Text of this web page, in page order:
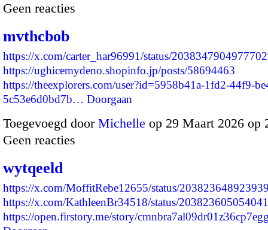
Geen reacties
mvthcbob
https://x.com/carter_har96991/status/
https://ughicemydeno.shopinfo.jp/posts/58694463
https://theexplorers.com/user?id=5958b41a-1fd2-44f9-
5c53e6d0bd7b… Doorgaan
Toegevoegd door Michelle op 29 Maart 2026
Geen reacties
wytqeeld
https://x.com/MoffitRebe12655/status/
https://x.com/KathleenBr34518/status/
https://open.firstory.me/story/